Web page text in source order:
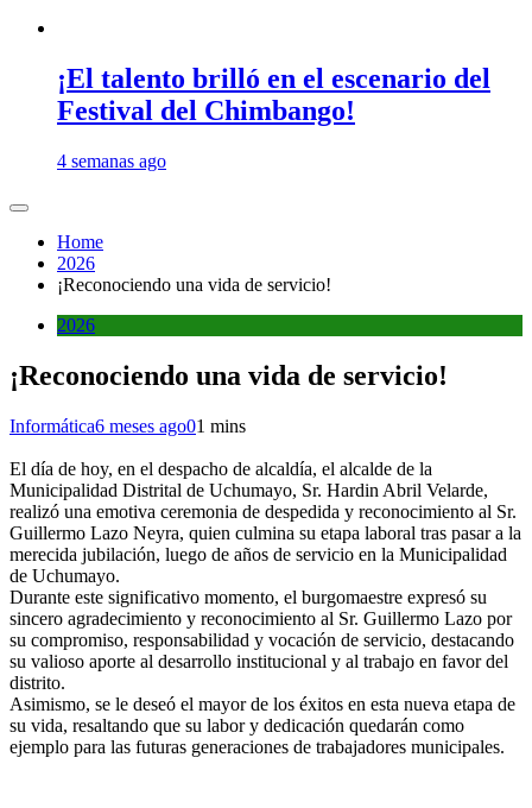
¡El talento brilló en el escenario del
Festival del Chimbango!
4 semanas ago
Home
2026
¡Reconociendo una vida de servicio!
2026
¡Reconociendo una vida de servicio!
Informática6 meses ago01 mins
El día de hoy, en el despacho de alcaldía, el alcalde de la
Municipalidad Distrital de Uchumayo, Sr. Hardin Abril Velarde,
realizó una emotiva ceremonia de despedida y reconocimiento al Sr.
Guillermo Lazo Neyra, quien culmina su etapa laboral tras pasar a la
merecida jubilación, luego de años de servicio en la Municipalidad
de Uchumayo.
Durante este significativo momento, el burgomaestre expresó su
sincero agradecimiento y reconocimiento al Sr. Guillermo Lazo por
su compromiso, responsabilidad y vocación de servicio, destacando
su valioso aporte al desarrollo institucional y al trabajo en favor del
distrito.
Asimismo, se le deseó el mayor de los éxitos en esta nueva etapa de
su vida, resaltando que su labor y dedicación quedarán como
ejemplo para las futuras generaciones de trabajadores municipales.